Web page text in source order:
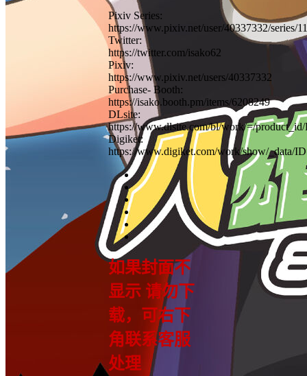
Pixiv Series:
https://www.pixiv.net/user/40337332/series/
Twitter:
https://twitter.com/isako62
Pixiv:
https://www.pixiv.net/users/40337332
Purchase- Booth:
https://isako.booth.pm/items/6208249
DLsite:
https://www.dlsite.com/bl/work/=/
Digiket:
https://www.digiket.com/work/show/_data/
如果封面不
显示 请勿下
载，可右下
角联系客服
处理